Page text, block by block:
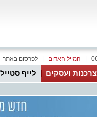
לפרסום באתר המייל האדום
צרכנות ועסקים לייף סטייל